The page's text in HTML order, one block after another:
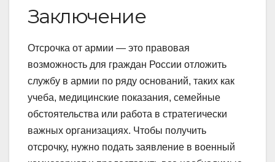
Заключение
Отсрочка от армии — это правовая
возможность для граждан России отложить
службу в армии по ряду оснований, таких как
учеба, медицинские показания, семейные
обстоятельства или работа в стратегически
важных организациях. Чтобы получить
отсрочку, нужно подать заявление в военный